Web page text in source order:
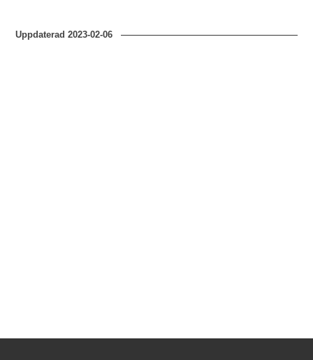
Uppdaterad2023-02-06